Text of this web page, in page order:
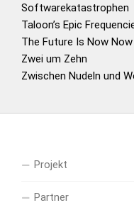
Softwarekatastrophen
Taloon’s Epic
The Future Is Now Now
Zwei um Zehn
Zwischen Nudeln und
Projekt
Partner